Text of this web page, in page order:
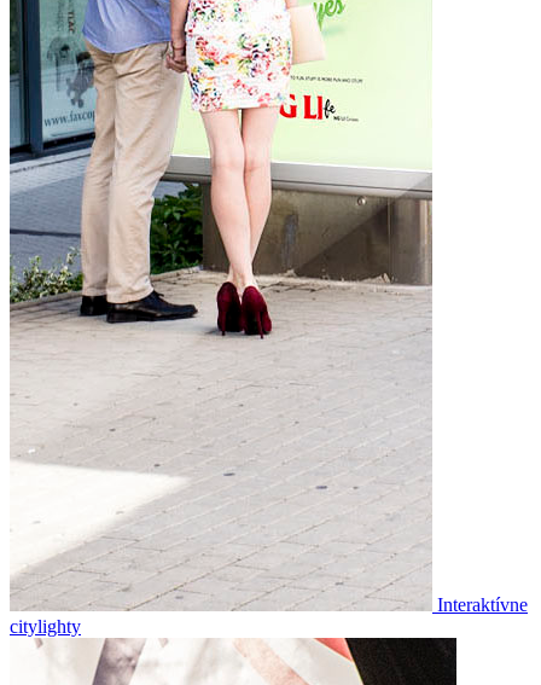
Interaktívne
citylighty